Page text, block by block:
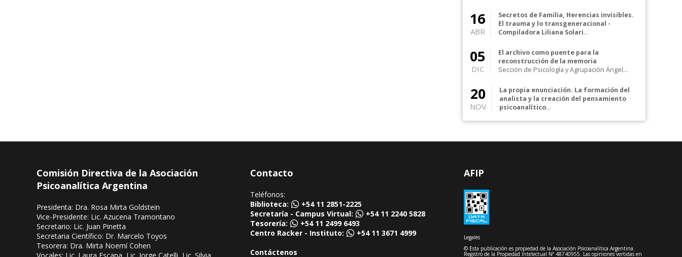
Goldstein Comentan: Adolfo Benjamín, Carlos
W...
16
ABR
Secretos de Familia, Herencias invisibles.
El trauma y lo transgeneracional -
Compiladora Liliana Solari
Coordina: Esther Romano Compilador...
05
DIC
El archivo como puente para la
reconstrucción de la memoria
Sección de Psicología y Agrupación Ángel
Psicoanalítica A...
20
NOV
La propia enunciación. La formación del
analista y la creación del pensamiento
psicoanalítico
Comentan: Mirta Goldstein, Andrés R...
Comisión Directiva de la Asociación
Psicoanalítica Argentina
Presidenta: Dra. Rosa Mirta Goldstein
Vice-Presidente: Lic. Azucena Tramontano
Secretario: Lic. Juan Pinetta
Secretaria Científico: Dr. Marcelo Toyos
Tesorera: Dra. Mirta Noemí Cohen
Contacto
Teléfonos:
Biblioteca:
+54 11 2851-2225
Secretaría - Campus Virtual:
+54 11 2240 5828
Tesorería:
+54 11 2499 6493
Centro Racker - Instituto:
+54 11 3671 4999
Contáctenos
AFIP
Legales
© Esta publicación es propiedad de la Asociación Psicoanalítica Argentina.
Registro de la Propiedad Intelectual Nº 48740955. Las opiniones vertidas en